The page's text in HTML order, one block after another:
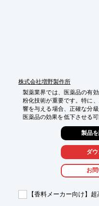
株式会社増野製作所
製薬業界では、医薬品の有
粉化技術が重要です。特に
響を与える場合、正確な分
医薬品の効果を低下させる
ータは、遠心力と循環旋回
【活用シーン】
・医薬品原料の分級
・有効成分の粒度調整
・粒度分布の均一化
製品
ダ
お
【香料メーカー向け】